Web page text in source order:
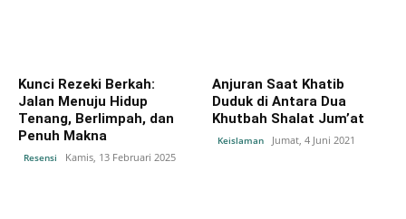
Kunci Rezeki Berkah:
Jalan Menuju Hidup
Tenang, Berlimpah, dan
Penuh Makna
Resensi Kamis, 13 Februari 2025
Anjuran Saat Khatib
Duduk di Antara Dua
Khutbah Shalat Jum’at
Keislaman Jumat, 4 Juni 2021